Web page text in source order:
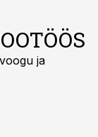
ja